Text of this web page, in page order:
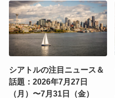
シアトルの注目ニュース＆
話題：2026年7月27日
（月）〜7月31日（金）